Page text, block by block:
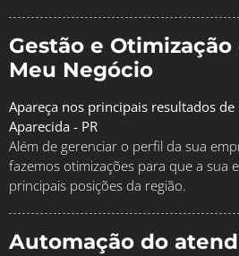
Gestão e Otimização
Meu Negócio
Apareça nos principais resultados
Aparecida - PR
Além de gerenciar o perfil da sua
fazemos otimizações para que a sua
principais posições da região.
Automação do